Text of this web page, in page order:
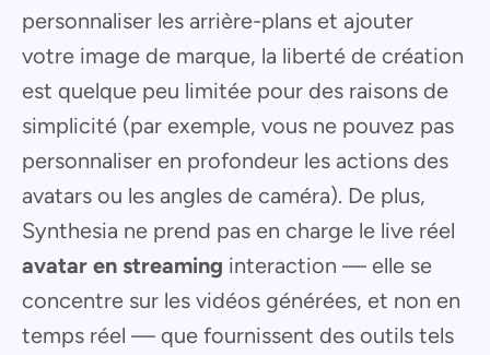
personnaliser les arrière-plans et ajouter
votre image de marque, la liberté de création
est quelque peu limitée pour des raisons de
simplicité (par exemple, vous ne pouvez pas
personnaliser en profondeur les actions des
avatars ou les angles de caméra). De plus,
Synthesia ne prend pas en charge le live réel
avatar en streaming interaction — elle se
concentre sur les vidéos générées, et non en
temps réel — que fournissent des outils tels